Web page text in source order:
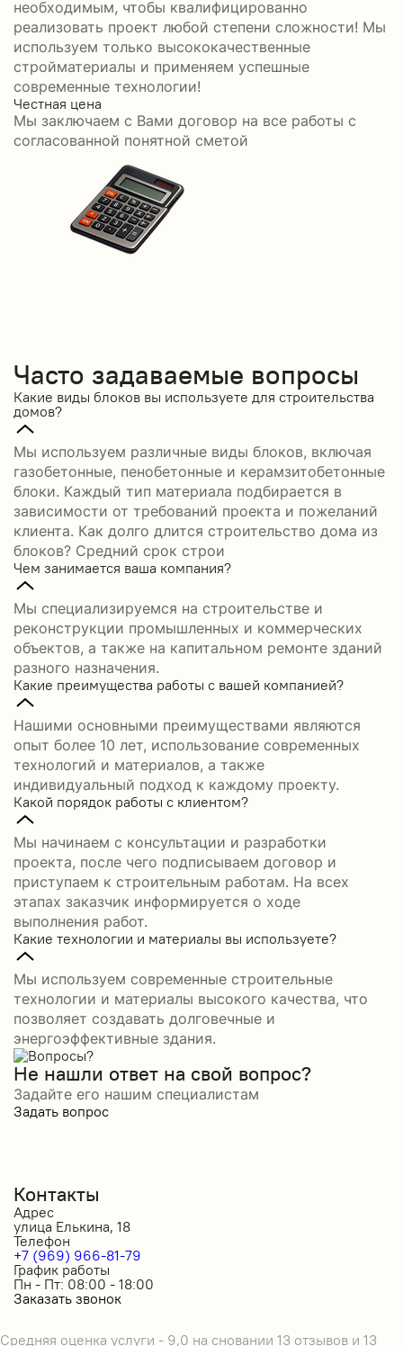
необходимым, чтобы квалифицированно
реализовать проект любой степени сложности! Мы
используем только высококачественные
стройматериалы и применяем успешные
современные технологии!
Честная цена
Мы заключаем с Вами договор на все работы с
согласованной понятной сметой
Часто задаваемые вопросы
Какие виды блоков вы используете для строительства
домов?
Мы используем различные виды блоков, включая
газобетонные, пенобетонные и керамзитобетонные
блоки. Каждый тип материала подбирается в
зависимости от требований проекта и пожеланий
клиента. Как долго длится строительство дома из
блоков? Средний срок строи
Чем занимается ваша компания?
Мы специализируемся на строительстве и
реконструкции промышленных и коммерческих
объектов, а также на капитальном ремонте зданий
разного назначения.
Какие преимущества работы с вашей компанией?
Нашими основными преимуществами являются
опыт более 10 лет, использование современных
технологий и материалов, а также
индивидуальный подход к каждому проекту.
Какой порядок работы с клиентом?
Мы начинаем с консультации и разработки
проекта, после чего подписываем договор и
приступаем к строительным работам. На всех
этапах заказчик информируется о ходе
выполнения работ.
Какие технологии и материалы вы используете?
Мы используем современные строительные
технологии и материалы высокого качества, что
позволяет создавать долговечные и
энергоэффективные здания.
Не нашли ответ на свой вопрос?
Задайте его нашим специалистам
Задать вопрос
Контакты
Адрес
улица Елькина, 18
Телефон
+7 (969) 966-81-79
График работы
Пн - Пт: 08:00 - 18:00
Заказать звонок
Средняя оценка услуги - 9,0 на сновании 13 отзывов и 13